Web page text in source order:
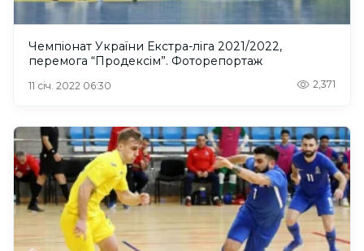
Чемпіонат України Екстра-ліга 2021/2022,
перемога “Продексім”. Фоторепортаж
11 січ. 2022 06:30 2,371